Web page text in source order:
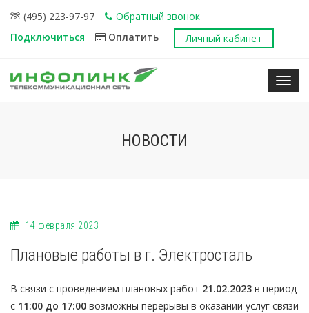
(495) 223-97-97
Обратный звонок
Подключиться
Оплатить Личный кабинет
НОВОСТИ
14 февраля 2023
Плановые работы в г. Электросталь
В связи с проведением плановых работ 21.02.2023 в период
с 11:00 до 17:00 возможны перерывы в оказании услуг связи